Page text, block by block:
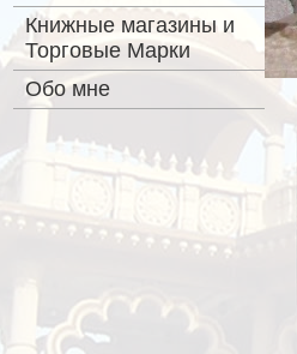
Книжные магазины и
Торговые Марки
Обо мне